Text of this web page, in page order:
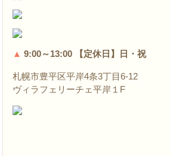
▲ 9:00～13:00 【定休日】日・祝
札幌市豊平区平岸4条3丁目6-12
ヴィラフェリーチェ平岸１F